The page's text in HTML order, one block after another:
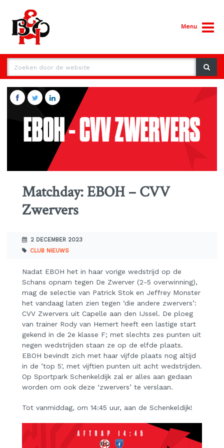
Menu
Matchday: EBOH – CVV
Zwervers
2 DECEMBER 2023
CLUB NIEUWS
Nadat EBOH het in haar vorige wedstrijd op de
Schans opnam tegen De Zwerver (2-5 overwinning),
mag de selectie van Patrick Stok en Jeffrey Monster
het vandaag laten zien tegen ‘die andere zwervers’:
CVV Zwervers uit Capelle aan den IJssel. De ploeg
van trainer Rody van Hemert heeft een lastige start
gekend in de 2e klasse F; met slechts zes punten uit
negen wedstrijden staan ze op de elfde plaats.
EBOH bevindt zich met haar vijfde plaats nog altijd
in de ’top 5′, met vijftien punten uit acht wedstrijden.
Op Sportpark Schenkeldijk zal er alles aan gedaan
worden om ook deze ‘zwervers’ te verslaan.
Tot vanmiddag, om 14:45 uur, aan de Schenkeldijk!